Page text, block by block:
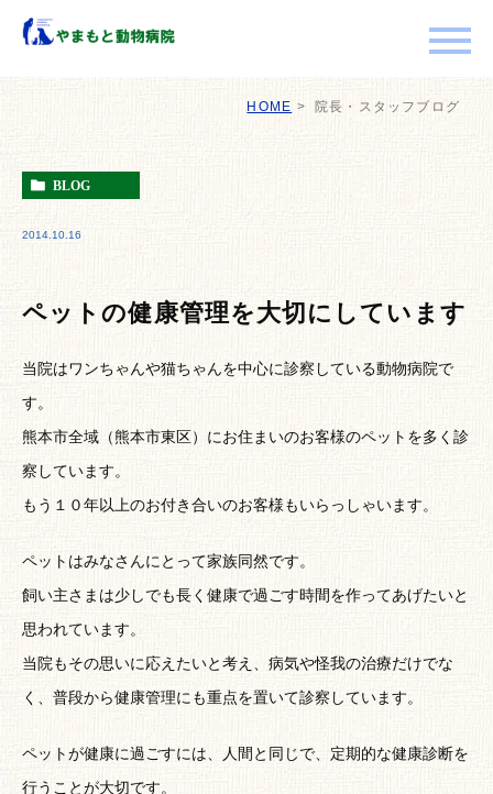
HOME 院長・スタッフブログ
BLOG
2014.10.16
ペットの健康管理を大切にしています
当院はワンちゃんや猫ちゃんを中心に診察している動物病院で
す。
熊本市全域（熊本市東区）にお住まいのお客様のペットを多く診
察しています。
もう１０年以上のお付き合いのお客様もいらっしゃいます。
ペットはみなさんにとって家族同然です。
飼い主さまは少しでも長く健康で過ごす時間を作ってあげたいと
思われています。
当院もその思いに応えたいと考え、病気や怪我の治療だけでな
く、普段から健康管理にも重点を置いて診察しています。
ペットが健康に過ごすには、人間と同じで、定期的な健康診断を
行うことが大切です。